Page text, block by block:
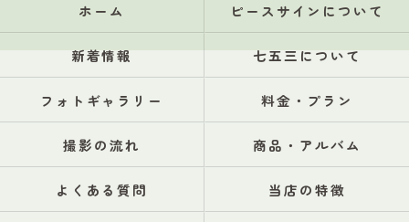
ホーム ピースサインについて
新着情報 七五三について
フォトギャラリー 料金・プラン
撮影の流れ 商品・アルバム
よくある質問 当店の特徴